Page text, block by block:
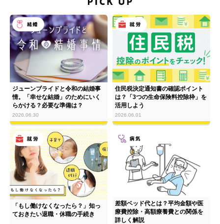
ジューンブライドと令和の結婚事
情。「幸せな結婚」のためにいく
らかける？必要な準備は？
2026.06.30
住民税決定通知書の確認ポイント
は？「3つの生命保険料控除枠」を
活用しよう
2026.06.01
「もし働けなくなったら？」知っ
ておきたい退職・休職の手続き
差額ベッド代とは？平均金額や医
療費控除・高額療養費との関係を
詳しく解説